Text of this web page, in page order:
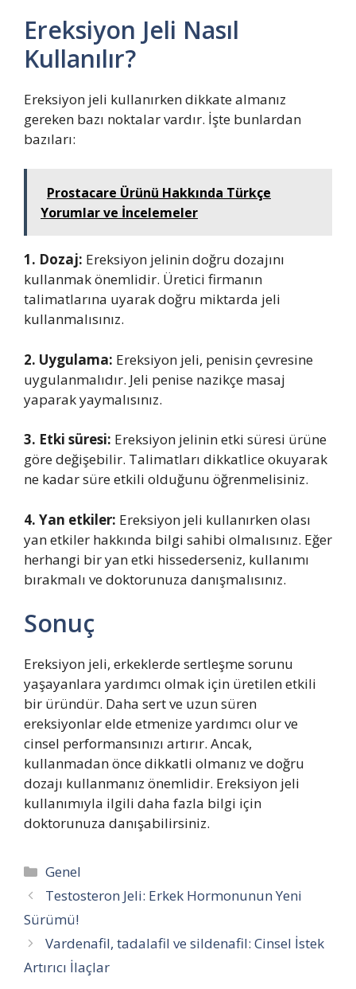
Ereksiyon Jeli Nasıl
Kullanılır?
Ereksiyon jeli kullanırken dikkate almanız
gereken bazı noktalar vardır. İşte bunlardan
bazıları:
Prostacare Ürünü Hakkında Türkçe
Yorumlar ve İncelemeler
1. Dozaj: Ereksiyon jelinin doğru dozajını
kullanmak önemlidir. Üretici firmanın
talimatlarına uyarak doğru miktarda jeli
kullanmalısınız.
2. Uygulama: Ereksiyon jeli, penisin çevresine
uygulanmalıdır. Jeli penise nazikçe masaj
yaparak yaymalısınız.
3. Etki süresi: Ereksiyon jelinin etki süresi ürüne
göre değişebilir. Talimatları dikkatlice okuyarak
ne kadar süre etkili olduğunu öğrenmelisiniz.
4. Yan etkiler: Ereksiyon jeli kullanırken olası
yan etkiler hakkında bilgi sahibi olmalısınız. Eğer
herhangi bir yan etki hissederseniz, kullanımı
bırakmalı ve doktorunuza danışmalısınız.
Sonuç
Ereksiyon jeli, erkeklerde sertleşme sorunu
yaşayanlara yardımcı olmak için üretilen etkili
bir üründür. Daha sert ve uzun süren
ereksiyonlar elde etmenize yardımcı olur ve
cinsel performansınızı artırır. Ancak,
kullanmadan önce dikkatli olmanız ve doğru
dozajı kullanmanız önemlidir. Ereksiyon jeli
kullanımıyla ilgili daha fazla bilgi için
doktorunuza danışabilirsiniz.
Kategoriler
Genel
Testosteron Jeli: Erkek Hormonunun Yeni
Sürümü!
Vardenafil, tadalafil ve sildenafil: Cinsel İstek
Artırıcı İlaçlar